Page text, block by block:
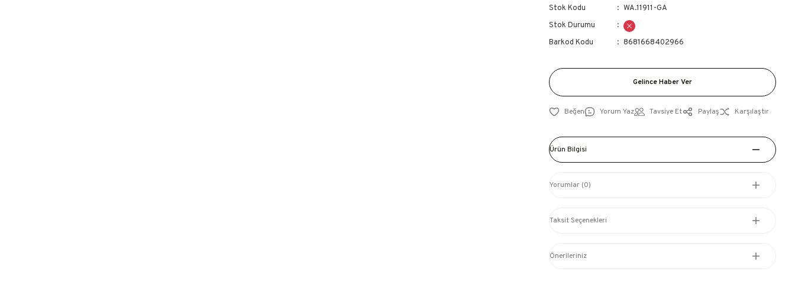
Stok Kodu
WA.11911-GA
Stok Durumu
Barkod Kodu
8681668402966
Gelince Haber Ver
Yorum Yaz Tavsiye Et Paylaş Karşılaştır
Ürün Bilgisi
Yorumlar (0)
Taksit Seçenekleri
Önerileriniz